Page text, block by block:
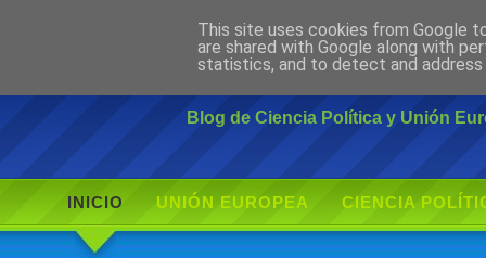
Ciudadano
Blog de Ciencia Política y Unión
INICIO UNIÓN EUROPEA CIENCIA
This site uses cookies from Google
are shared with Google along with
statistics, and to detect and address